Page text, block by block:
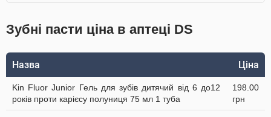
Зубні пасти ціна в аптеці DS
Назва Ціна
Kin Fluor Junior Гель для зубів дитячий від 6 до12
років проти карієсу полуниця 75 мл 1 туба
198.00
грн